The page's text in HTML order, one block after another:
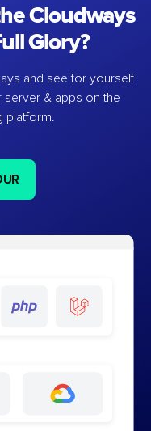
Cloudways
Glory?
and see for yourself
server & apps on the
platform.